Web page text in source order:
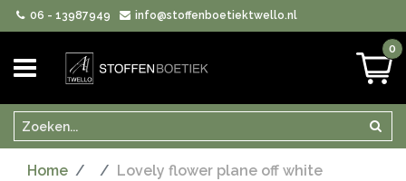
06 - 13987949 info@stoffenboetiektwello.nl
0
Zoeken
Home Lovely flower plane off white